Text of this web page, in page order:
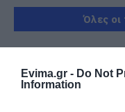
Evima.gr - Do Not
Information
έχασε τη ζωή της
10.08.2026 | 13:40
Όλες οι
ΠΕΡΙΣΣΟΤΕΡΑ ΑΠΟ